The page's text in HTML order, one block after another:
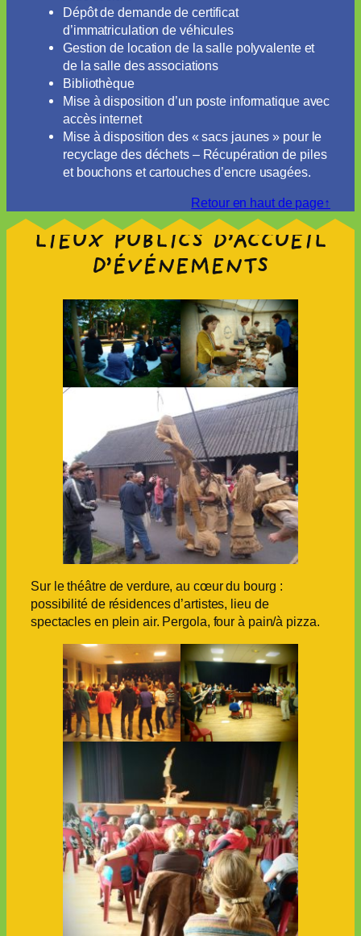
Dépôt de demande de certificat
d’immatriculation de véhicules
Gestion de location de la salle polyvalente et
de la salle des associations
Bibliothèque
Mise à disposition d’un poste informatique avec
accès internet
Mise à disposition des « sacs jaunes » pour le
recyclage des déchets – Récupération de piles
et bouchons et cartouches d’encre usagées.
Retour en haut de page↑
LIEUX PUBLICS D’ACCUEIL
D’ÉVÉNEMENTS
Sur le théâtre de verdure, au cœur du bourg :
possibilité de résidences d’artistes, lieu de
spectacles en plein air. Pergola, four à pain/à pizza.